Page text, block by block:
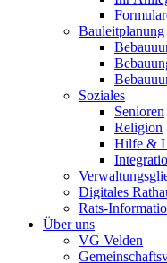
Bauleitplanung
Soziales
Senioren
Religion
Hilfe &
Digitales
Rats-
Über uns
VG Velden